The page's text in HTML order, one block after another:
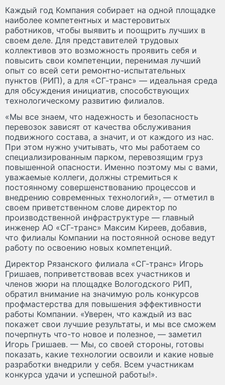
Каждый год Компания собирает на одной площадке
наиболее компетентных и мастеровитых
работников, чтобы выявить и поощрить лучших в
своем деле. Для представителей трудовых
коллективов это возможность проявить себя и
повысить свои компетенции, перенимая лучший
опыт со всей сети ремонтно-испытательных
пунктов (РИП), а для «СГ-транс» — идеальная среда
для обсуждения инициатив, способствующих
технологическому развитию филиалов.
«Мы все знаем, что надежность и безопасность
перевозок зависят от качества обслуживания
подвижного состава, а значит, и от каждого из нас.
При этом нужно учитывать, что мы работаем со
специализированным парком, перевозящим груз
повышенной опасности. Именно поэтому мы с вами,
уважаемые коллеги, должны стремиться к
постоянному совершенствованию процессов и
внедрению современных технологий», — отметил в
своем приветственном слове директор по
производственной инфраструктуре — главный
инженер АО «СГ-транс» Максим Киреев, добавив,
что филиалы Компании на постоянной основе ведут
работу по освоению новых компетенций.
Директор Рязанского филиала «СГ-транс» Игорь
Гришаев, поприветствовав всех участников и
членов жюри на площадке Вологодского РИП,
обратил внимание на значимую роль конкурсов
профмастерства для повышения эффективности
работы Компании. «Уверен, что каждый из вас
покажет свои лучшие результаты, и мы все сможем
почерпнуть что-то новое и полезное, — заметил
Игорь Гришаев. — Мы, со своей стороны, готовы
показать, какие технологии освоили и какие новые
разработки внедрили у себя. Всем участникам
конкурса удачи и успешной работы!».